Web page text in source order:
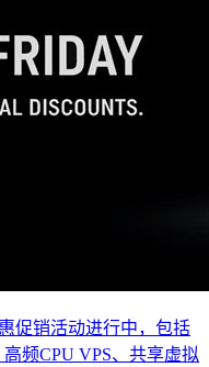
促销活动进行中，包括
频CPU VPS、共享虚拟